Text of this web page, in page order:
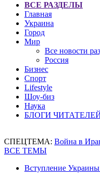
ВСЕ РАЗДЕЛЫ
Главная
Украина
Город
Мир
Все новости
Россия
Бизнес
Спорт
Lifestyle
Шоу-биз
Наука
БЛОГИ
СПЕЦТЕМА: Война в
ВСЕ ТЕМЫ
Вступление